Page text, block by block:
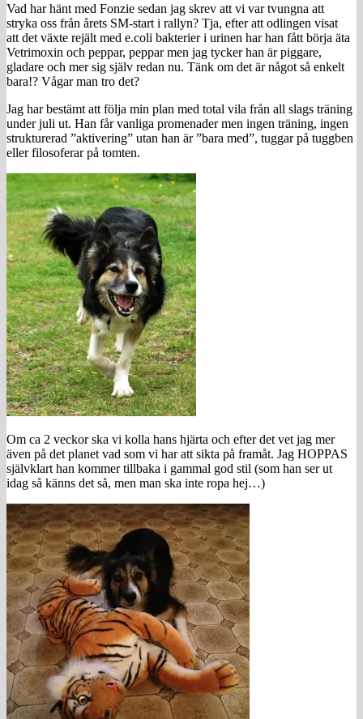
Vad har hänt med Fonzie sedan jag skrev att vi var tvungna att
stryka oss från årets SM-start i rallyn? Tja, efter att odlingen visat
att det växte rejält med e.coli bakterier i urinen har han fått börja äta
Vetrimoxin och peppar, peppar men jag tycker han är piggare,
gladare och mer sig själv redan nu. Tänk om det är något så enkelt
bara!? Vågar man tro det?
Jag har bestämt att följa min plan med total vila från all slags träning
under juli ut. Han får vanliga promenader men ingen träning, ingen
strukturerad ”aktivering” utan han är ”bara med”, tuggar på tuggben
eller filosoferar på tomten.
Om ca 2 veckor ska vi kolla hans hjärta och efter det vet jag mer
även på det planet vad som vi har att sikta på framåt. Jag HOPPAS
självklart han kommer tillbaka i gammal god stil (som han ser ut
idag så känns det så, men man ska inte ropa hej…)